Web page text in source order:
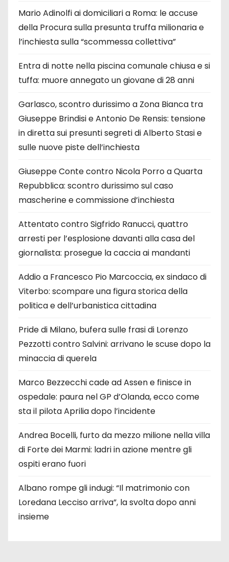
Mario Adinolfi ai domiciliari a Roma: le accuse
della Procura sulla presunta truffa milionaria e
l’inchiesta sulla “scommessa collettiva”
Entra di notte nella piscina comunale chiusa e si
tuffa: muore annegato un giovane di 28 anni
Garlasco, scontro durissimo a Zona Bianca tra
Giuseppe Brindisi e Antonio De Rensis: tensione
in diretta sui presunti segreti di Alberto Stasi e
sulle nuove piste dell’inchiesta
Giuseppe Conte contro Nicola Porro a Quarta
Repubblica: scontro durissimo sul caso
mascherine e commissione d’inchiesta
Attentato contro Sigfrido Ranucci, quattro
arresti per l’esplosione davanti alla casa del
giornalista: prosegue la caccia ai mandanti
Addio a Francesco Pio Marcoccia, ex sindaco di
Viterbo: scompare una figura storica della
politica e dell’urbanistica cittadina
Pride di Milano, bufera sulle frasi di Lorenzo
Pezzotti contro Salvini: arrivano le scuse dopo la
minaccia di querela
Marco Bezzecchi cade ad Assen e finisce in
ospedale: paura nel GP d’Olanda, ecco come
sta il pilota Aprilia dopo l’incidente
Andrea Bocelli, furto da mezzo milione nella villa
di Forte dei Marmi: ladri in azione mentre gli
ospiti erano fuori
Albano rompe gli indugi: “Il matrimonio con
Loredana Lecciso arriva”, la svolta dopo anni
insieme